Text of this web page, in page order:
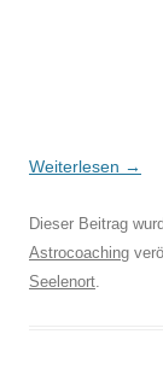
Weiterlesen →
Dieser Beitrag
Astrocoaching
Seelenort.